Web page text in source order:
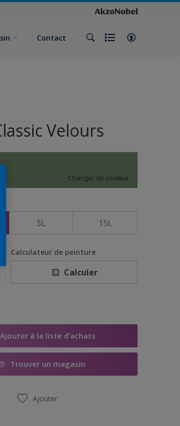
Contact
Velours
Changer de couleur
5L 15L
Calculateur de peinture
Calculer
Ajouter à la liste d’achats
Trouver un magasin
Ajouter